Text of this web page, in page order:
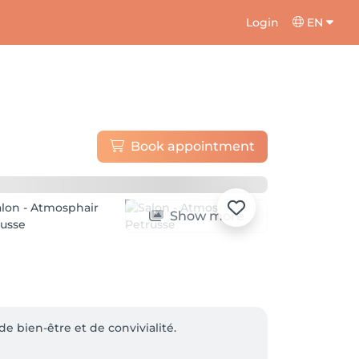
Login EN
Book appointment
Show more
bien-être et de convivialité.